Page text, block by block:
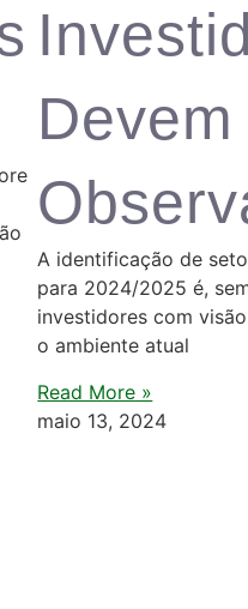
Devem
A identificação de
para 2024/2025 é,
investidores com
o ambiente atual
Read More »
maio 13, 2024